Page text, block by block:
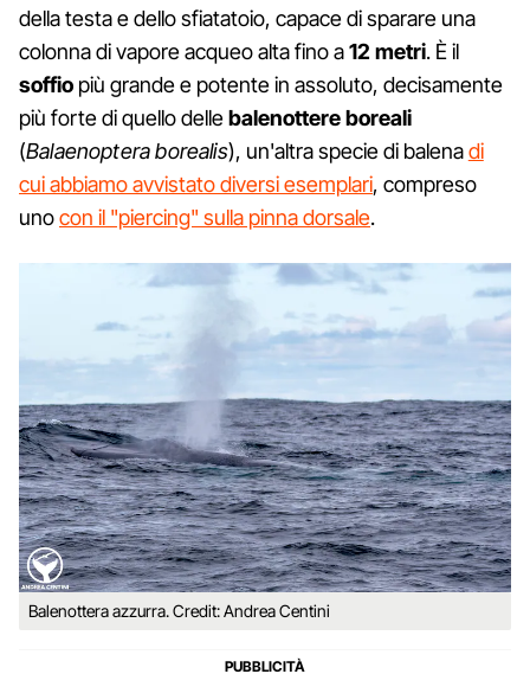
della testa e dello sfiatatoio, capace di sparare una
colonna di vapore acqueo alta fino a12 metri. È il
soffio più grande e potente in assoluto, decisamente
più forte di quello dellebalenottere boreali
(Balaenoptera borealis), un'altra specie di balenadi
cui abbiamo avvistato diversi esemplari, compreso
unocon il "piercing" sulla pinna dorsale.
Balenottera azzurra. Credit: Andrea Centini